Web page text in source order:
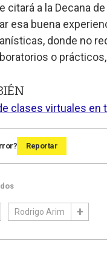
citará a la Decana
esa buena
donde no
o
clases virtuales en
Reportar
Rodrigo Arim